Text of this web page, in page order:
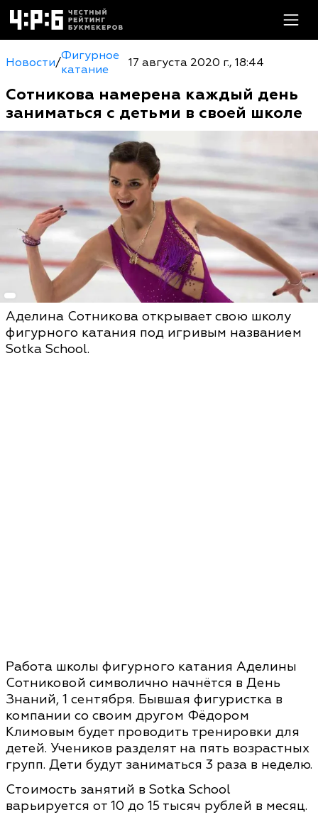
Новости/Фигурное
катание
17 августа 2020 г., 18:44
Сотникова намерена каждый день
заниматься с детьми в своей школе
Аделина Сотникова открывает свою школу
фигурного катания под игривым названием
Sotka School.
Работа школы фигурного катания Аделины
Сотниковой символично начнётся в День
Знаний, 1 сентября. Бывшая фигуристка в
компании со своим другом Фёдором
Климовым будет проводить тренировки для
детей. Учеников разделят на пять возрастных
групп. Дети будут заниматься 3 раза в неделю.
Стоимость занятий в Sotka School
варьируется от 10 до 15 тысяч рублей в месяц.